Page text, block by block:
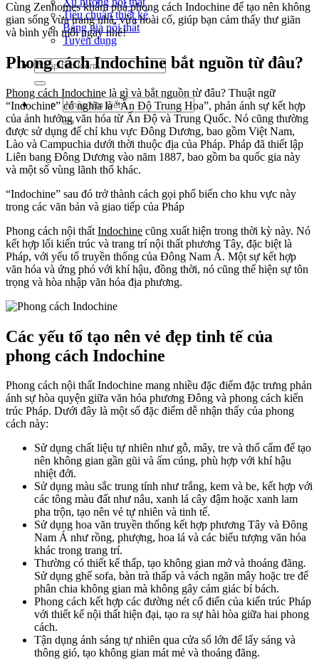
Tiêu chuẩn thiết kế
Bảng giá nội thất
Tuyển dụng
Tìm
kiếm:
Tìm
kiếm:
Cùng Zenhomes khám phá phong cách Indochine để tạo nên không
gian sống vừa trang nhã, vừa hoài cổ, giúp bạn cảm thấy thư giãn
và bình yên mỗi ngày nhé!
Phong cách Indochine bắt nguồn từ đâu?
Phong cách Indochine là gì và bắt nguồn từ đâu? Thuật ngữ
“Indochine” có nghĩa là “Ấn Độ Trung Hoa”, phản ánh sự kết hợp
của ảnh hưởng văn hóa từ Ấn Độ và Trung Quốc. Nó cũng thường
được sử dụng để chỉ khu vực Đông Dương, bao gồm Việt Nam,
Lào và Campuchia dưới thời thuộc địa của Pháp. Pháp đã thiết lập
Liên bang Đông Dương vào năm 1887, bao gồm ba quốc gia này
và một số vùng lãnh thổ khác.
“Indochine” sau đó trở thành cách gọi phổ biến cho khu vực này
trong các văn bản và giao tiếp của Pháp
Phong cách nội thất Indochine cũng xuất hiện trong thời kỳ này. Nó
kết hợp lối kiến trúc và trang trí nội thất phương Tây, đặc biệt là
Pháp, với yếu tố truyền thống của Đông Nam Á. Một sự kết hợp
văn hóa và ứng phó với khí hậu, đồng thời, nó cũng thể hiện sự tôn
trọng và hòa nhập văn hóa địa phương.
Các yếu tố tạo nên vẻ đẹp tinh tế của
phong cách Indochine
Phong cách nội thất Indochine mang nhiều đặc điểm đặc trưng phản
ánh sự hòa quyện giữa văn hóa phương Đông và phong cách kiến
trúc Pháp. Dưới đây là một số đặc điểm dễ nhận thấy của phong
cách này:
Sử dụng chất liệu tự nhiên như gỗ, mây, tre và thổ cẩm để tạo
nên không gian gần gũi và ấm cúng, phù hợp với khí hậu
nhiệt đới.
Sử dụng màu sắc trung tính như trắng, kem và be, kết hợp với
các tông màu đất như nâu, xanh lá cây đậm hoặc xanh lam
pha trộn, tạo nên vẻ tự nhiên và tinh tế.
Sử dụng hoa văn truyền thống kết hợp phương Tây và Đông
Nam Á như rồng, phượng, hoa lá và các biểu tượng văn hóa
khác trong trang trí.
Thường có thiết kế thấp, tạo không gian mở và thoáng đãng.
Sử dụng ghế sofa, bàn trà thấp và vách ngăn mây hoặc tre để
phân chia không gian mà không gây cảm giác bí bách.
Phong cách kết hợp các đường nét cổ điển của kiến trúc Pháp
với thiết kế nội thất hiện đại, tạo ra sự hài hòa giữa hai phong
cách.
Tận dụng ánh sáng tự nhiên qua cửa sổ lớn để lấy sáng và
thông gió, tạo không gian mát mẻ và thoáng đãng.